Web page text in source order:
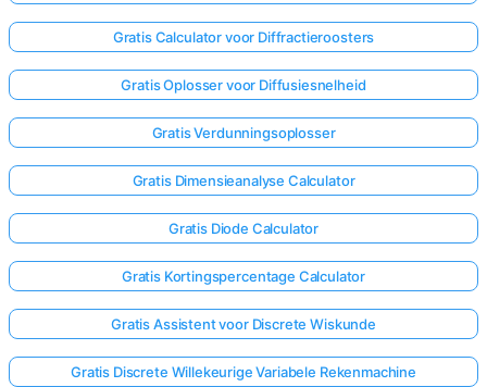
Log
in!
Gratis Calculator voor Diffractieroosters
Gratis Oplosser voor Diffusiesnelheid
Gratis Verdunningsoplosser
Gratis Dimensieanalyse Calculator
Gratis Diode Calculator
Gratis Kortingspercentage Calculator
Gratis Assistent voor Discrete Wiskunde
Gratis Discrete Willekeurige Variabele Rekenmachine